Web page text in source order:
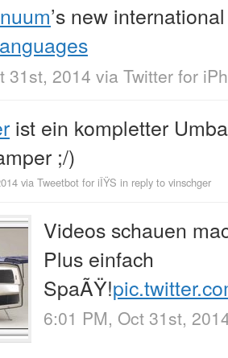
’s new
31st, 2014 via Twitter for
ist ein kompletter
;/)
via Tweetbot for iÎŸS in reply to vinschger
Videos schauen
Plus einfach
SpaÃŸ!
6:01 PM, Oct 31st,